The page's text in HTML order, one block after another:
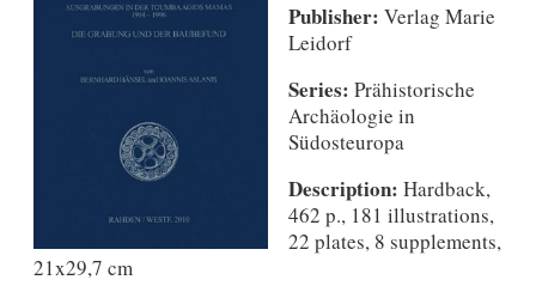
Publisher: Verlag Marie
Leidorf
Series: Prähistorische
Archäologie in
Südosteuropa
Description: Hardback,
462 p., 181 illustrations,
22 plates, 8 supplements,
21x29,7 cm